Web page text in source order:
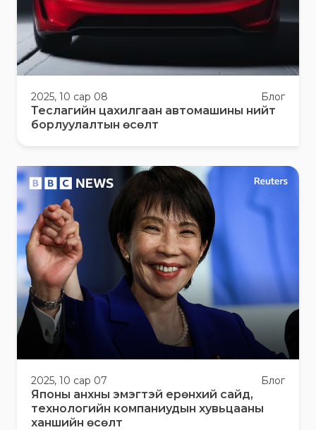
2025, 10 сар 08 Блог
Теслагийн цахилгаан автомашины нийт
борлуулалтын өсөлт
2025, 10 сар 07 Блог
Японы анхны эмэгтэй ерөнхий сайд,
технологийн компаниудын хувьцааны
ханшийн өсөлт